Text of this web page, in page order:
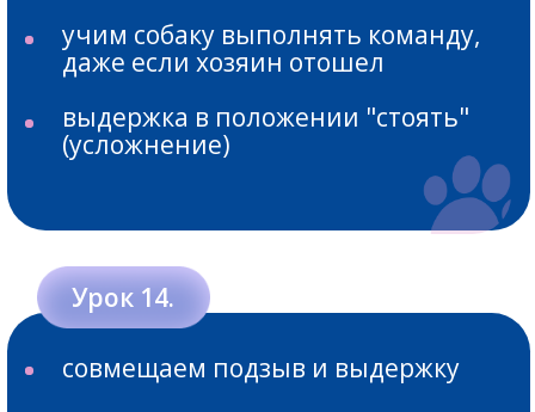
Участвовать в курсе
КАК УСТРОЕН КУРС:
Обучающая платформа с
возможностью просмотра уроков в
телефоне